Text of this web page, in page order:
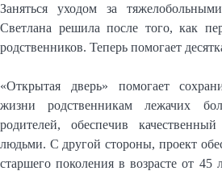
Заняться уходом за
Светлана решила после того, как
родственников. Теперь помогает
«Открытая дверь» помогает
жизни родственникам лежачих
родителей, обеспечив
людьми. С другой стороны, проект
старшего поколения в возрасте от